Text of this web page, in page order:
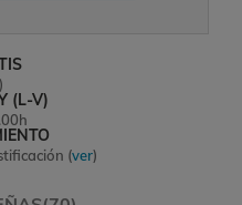
(L-V)
(ver)